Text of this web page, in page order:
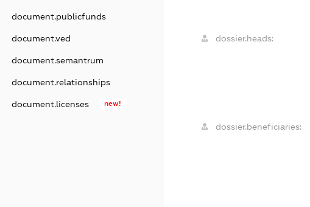
document.publicfunds
document.ved
document.semantrum
document.relationships
document.licenses new!
dossier.heads:
dossier.beneficiaries: